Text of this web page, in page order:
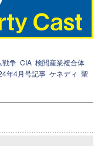
戦争 CIA 検閲産業複合体
年4月号記事 ケネディ 聖